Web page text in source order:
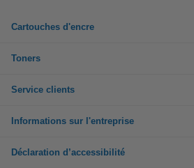
Cartouches d'encre
Toners
Service clients
Informations sur l'entreprise
Déclaration d’accessibilité